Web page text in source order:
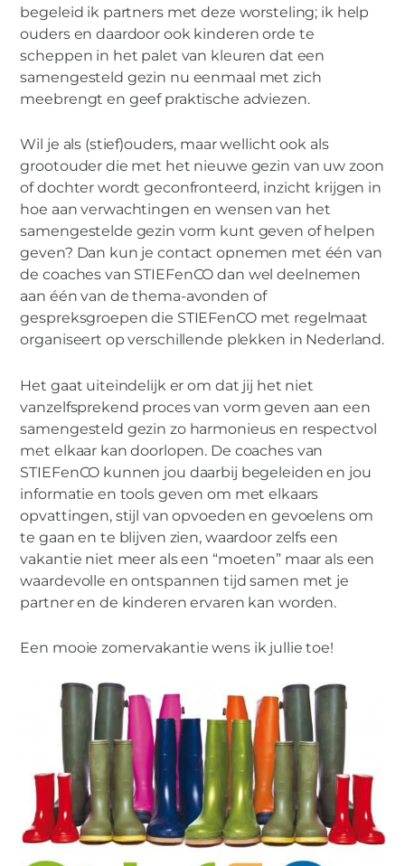
begeleid ik partners met deze worsteling; ik help
ouders en daardoor ook kinderen orde te
scheppen in het palet van kleuren dat een
samengesteld gezin nu eenmaal met zich
meebrengt en geef praktische adviezen.
Wil je als (stief)ouders, maar wellicht ook als
grootouder die met het nieuwe gezin van uw zoon
of dochter wordt geconfronteerd, inzicht krijgen in
hoe aan verwachtingen en wensen van het
samengestelde gezin vorm kunt geven of helpen
geven? Dan kun je contact opnemen met één van
de coaches van STIEFenCO dan wel deelnemen
aan één van de thema-avonden of
gespreksgroepen die STIEFenCO met regelmaat
organiseert op verschillende plekken in Nederland.
Het gaat uiteindelijk er om dat jij het niet
vanzelfsprekend proces van vorm geven aan een
samengesteld gezin zo harmonieus en respectvol
met elkaar kan doorlopen. De coaches van
STIEFenCO kunnen jou daarbij begeleiden en jou
informatie en tools geven om met elkaars
opvattingen, stijl van opvoeden en gevoelens om
te gaan en te blijven zien, waardoor zelfs een
vakantie niet meer als een “moeten” maar als een
waardevolle en ontspannen tijd samen met je
partner en de kinderen ervaren kan worden.
Een mooie zomervakantie wens ik jullie toe!